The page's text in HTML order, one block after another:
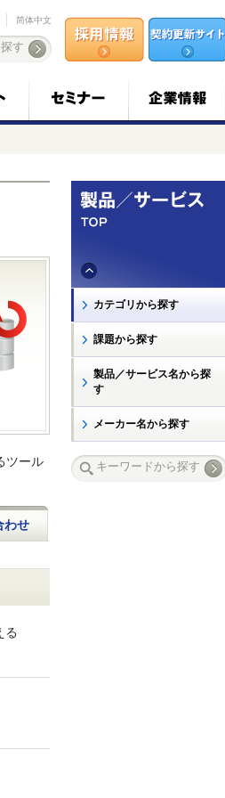
简体中文
ツール
わせ
る
カテゴリから探す
課題から探す
製品／サービス名から探
す
メーカー名から探す